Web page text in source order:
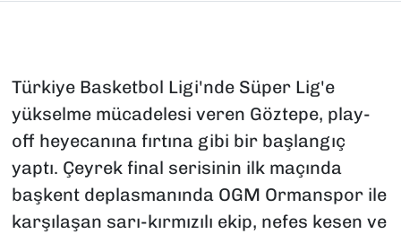
Türkiye Basketbol Ligi'nde Süper Lig'e
yükselme mücadelesi veren Göztepe, play-
off heyecanına fırtına gibi bir başlangıç
yaptı. Çeyrek final serisinin ilk maçında
başkent deplasmanında OGM Ormanspor ile
karşılaşan sarı-kırmızılı ekip, nefes kesen ve